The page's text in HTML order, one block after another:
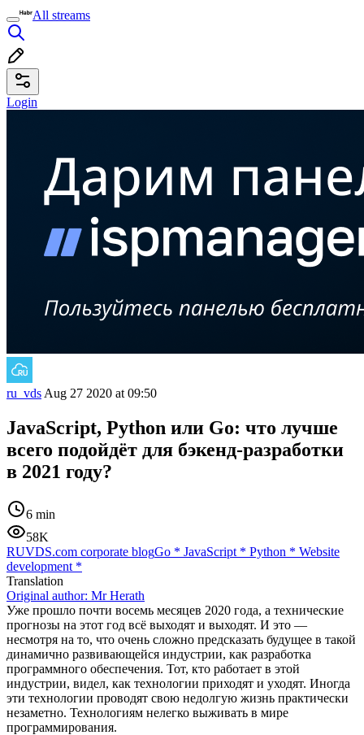
All streams
Login
ru_vds Aug 27 2020 at 09:50
JavaScript, Python или Go: что лучше
всего подойдёт для бэкенд-разработки
в 2021 году?
6 min
58K
RUVDS.com corporate blogGo * JavaScript * Python * Website
development *
Translation
Original author: Mr Herath
Уже прошло почти восемь месяцев 2020 года, а технические
прогнозы на этот год всё выходят и выходят. И это —
несмотря на то, что очень сложно предсказать будущее в такой
динамично развивающейся индустрии, как разработка
программного обеспечения. Тот, кто работает в этой
индустрии, видел, как технологии приходят и уходят. Иногда
эти технологии проводят свою недолгую жизнь практически
незаметно. Технологиям нелегко выживать в мире
программирования.